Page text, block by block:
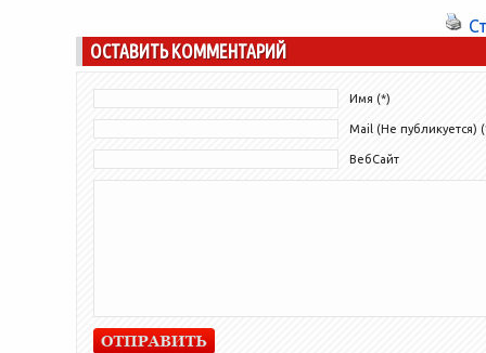
ОСТАВИТЬ КОММЕНТАРИЙ
Имя (*)
Mail (Не публикуется)
ВебСайт